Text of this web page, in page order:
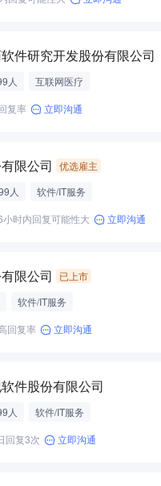
件研究开发股份有限公司
人
互联网医疗
复率 立即沟通
限公司 优选雇主
人
软件/IT服务
小时内回复可能性大 立即沟通
限公司
已上市
软件/IT服务
回复率 立即沟通
件股份有限公司
人
软件/IT服务
回复3次 立即沟通